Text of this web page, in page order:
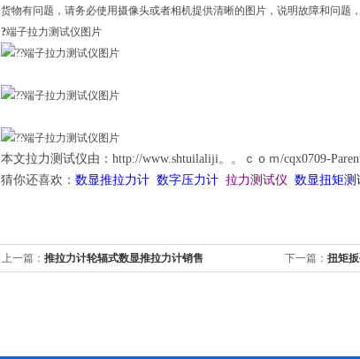
货物有问题，请务必使用摄像头或者相机提供清晰的图片，说明故障和问题
?端子拉力测试仪图片
本文拉力测试仪由：http://www.shtuilaliji。。ｃｏｍ/cqx0709-
猜你还喜欢： 数显推拉力计 数字压力计 拉力测试仪 数显扭矩
上一篇： 推拉力计轮辐式数显推拉力计销售 下一篇： 扭矩